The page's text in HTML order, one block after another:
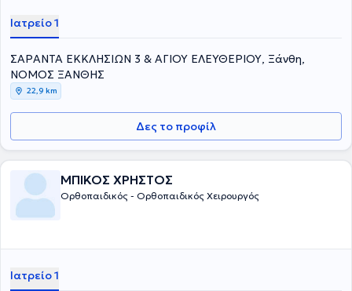
Ιατρείο 1
ΣΑΡΑΝΤΑ ΕΚΚΛΗΣΙΩΝ 3 & ΑΓΙΟΥ ΕΛΕΥΘΕΡΙΟΥ, Ξάνθη,
ΝΟΜΟΣ ΞΑΝΘΗΣ
22,9 km
Δες το προφίλ
ΜΠΙΚΟΣ ΧΡΗΣΤΟΣ
Ορθοπαιδικός - Ορθοπαιδικός Χειρουργός
Ιατρείο 1